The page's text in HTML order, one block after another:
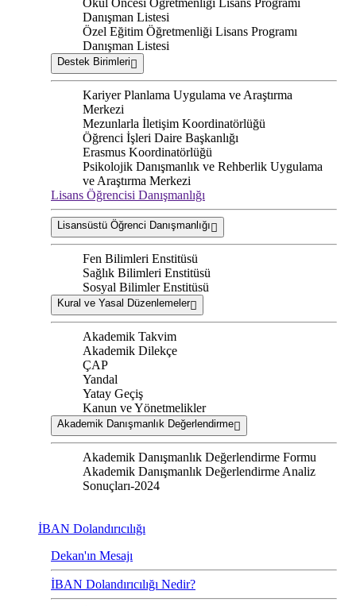
Okul Öncesi Öğretmenliği Lisans Programı
Danışman Listesi
Özel Eğitim Öğretmenliği Lisans Programı
Danışman Listesi
Destek Birimleri
Kariyer Planlama Uygulama ve Araştırma
Merkezi
Mezunlarla İletişim Koordinatörlüğü
Öğrenci İşleri Daire Başkanlığı
Erasmus Koordinatörlüğü
Psikolojik Danışmanlık ve Rehberlik Uygulama
ve Araştırma Merkezi
Lisans Öğrencisi Danışmanlığı
Lisansüstü Öğrenci Danışmanlığı
Fen Bilimleri Enstitüsü
Sağlık Bilimleri Enstitüsü
Sosyal Bilimler Enstitüsü
Kural ve Yasal Düzenlemeler
Akademik Takvim
Akademik Dilekçe
ÇAP
Yandal
Yatay Geçiş
Kanun ve Yönetmelikler
Akademik Danışmanlık Değerlendirme
Akademik Danışmanlık Değerlendirme Formu
Akademik Danışmanlık Değerlendirme Analiz
Sonuçları-2024
İBAN Dolandırıcılığı
Dekan'ın Mesajı
İBAN Dolandırıcılığı Nedir?